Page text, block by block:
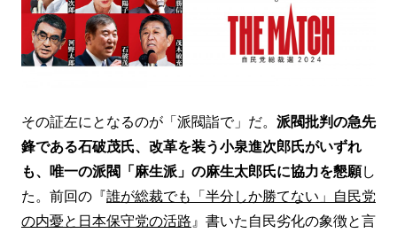
その証左にとなるのが「派閥詣で」だ。 派閥批判の急先
鋒である石破茂氏、改革を装う小泉進次郎氏がいずれ
も、唯一の派閥「麻生派」の麻生太郎氏に協力を懇願し
た。前回の『誰が総裁でも「半分しか勝てない」自民党
の内憂と日本保守党の活路』書いた自民劣化の象徴と言